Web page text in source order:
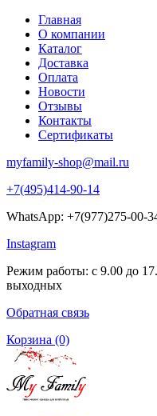
Главная
О компании
Каталог
Доставка
Оплата
Новости
Отзывы
Контакты
Сертификаты
myfamily-shop@mail.ru
+7(495)414-90-14
WhatsApp: +7(977)275-00-
Instagram
Режим работы: с 9.00 до
выходных
Обратная связь
Корзина (0)